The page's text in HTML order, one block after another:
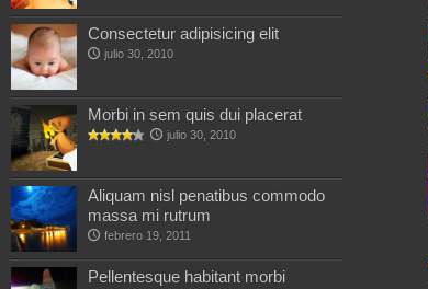
Consectetur adipisicing elit
julio 30, 2010
Morbi in sem quis dui placerat
julio 30, 2010
Aliquam nisl penatibus commodo
massa mi rutrum
febrero 19, 2011
Pellentesque habitant morbi